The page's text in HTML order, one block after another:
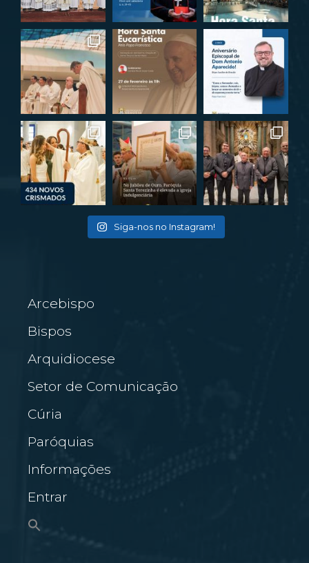
Siga-nos no Instagram!
Arcebispo
Bispos
Arquidiocese
Setor de Comunicação
Cúria
Paróquias
Informações
Entrar